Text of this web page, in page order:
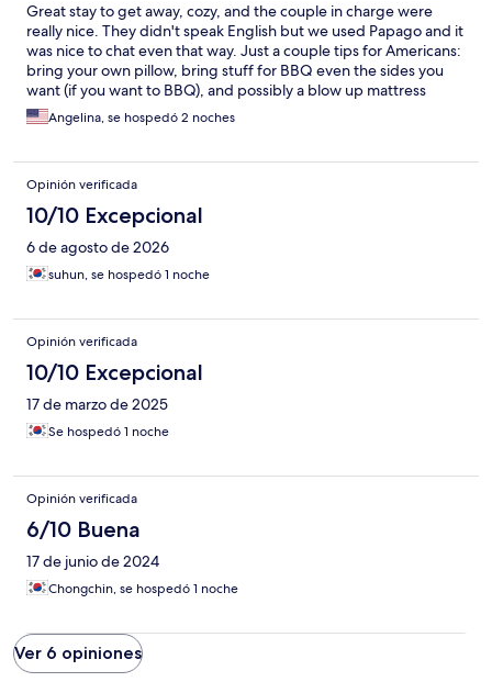
Great stay to get away, cozy, and the couple in charge were
really nice. They didn't speak English but we used Papago and it
was nice to chat even that way. Just a couple tips for Americans:
bring your own pillow, bring stuff for BBQ even the sides you
want (if you want to BBQ), and possibly a blow up mattress
220V if you aren't okay sleeping on the floor.
Angelina, se hospedó 2 noches
Opinión verificada
10/10 Excepcional
6 de agosto de 2026
suhun, se hospedó 1 noche
Opinión verificada
10/10 Excepcional
17 de marzo de 2025
Se hospedó 1 noche
Opinión verificada
6/10 Buena
17 de junio de 2024
Chongchin, se hospedó 1 noche
Ver 6 opiniones